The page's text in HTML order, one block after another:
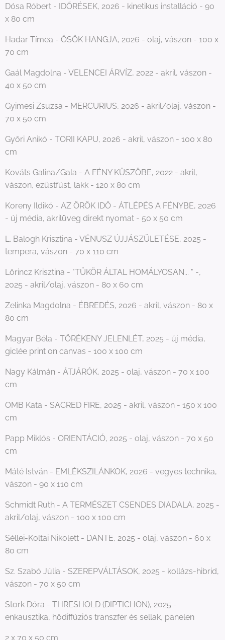
Dósa Róbert - IDŐRÉSEK, 2026 - kinetikus installáció - 90
x 80 cm
Hadar Tímea - ŐSÖK HANGJA, 2026 - olaj, vászon - 100 x
70 cm
Gaál Magdolna - VELENCEI ÁRVÍZ, 2022 - akril, vászon -
40 x 50 cm
Gyimesi Zsuzsa - MERCURIUS, 2026 - akril/olaj, vászon -
70 x 50 cm
Győri Anikó - TORII KAPU, 2026 - akril, vászon - 100 x 80
cm
Kováts Galina/Gala - A FÉNY KÜSZÖBE, 2022 - akril,
vászon, ezüstfüst, lakk - 120 x 80 cm
Koreny Ildikó - AZ ÖRÖK IDŐ - ÁTLÉPÉS A FÉNYBE, 2026
- új média, akrilüveg direkt nyomat - 50 x 50 cm
L. Balogh Krisztina - VÉNUSZ ÚJJÁSZÜLETÉSE, 2025 -
tempera, vászon - 70 x 110 cm
Lőrincz Krisztina - "TÜKÖR ÁLTAL HOMÁLYOSAN... " -,
2025 - akril/olaj, vászon - 80 x 60 cm
Zelinka Magdolna - ÉBREDÉS, 2026 - akril, vászon - 80 x
80 cm
Magyar Béla - TÖRÉKENY JELENLÉT, 2025 - új média,
giclée print on canvas - 100 x 100 cm
Nagy Kálmán - ÁTJÁRÓK, 2025 - olaj, vászon - 70 x 100
cm
OMB Kata - SACRED FIRE, 2025 - akril, vászon - 150 x 100
cm
Papp Miklós - ORIENTÁCIÓ, 2025 - olaj, vászon - 70 x 50
cm
Máté István - EMLÉKSZILÁNKOK, 2026 - vegyes technika,
vászon - 90 x 110 cm
Schmidt Ruth - A TERMÉSZET CSENDES DIADALA, 2025 -
akril/olaj, vászon - 100 x 100 cm
Séllei-Koltai Nikolett - DANTE, 2025 - olaj, vászon - 60 x
80 cm
Sz. Szabó Júlia - SZEREPVÁLTÁSOK, 2025 - kollázs-hibrid,
vászon - 70 x 50 cm
Stork Dóra - THRESHOLD (DIPTICHON), 2025 -
enkausztika, hődiffúziós transzfer és sellak, panelen
2 x 70 x 50 cm